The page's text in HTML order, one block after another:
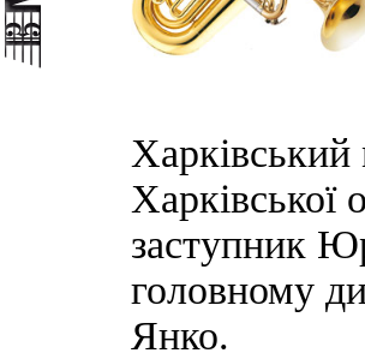
Харківський
Харківської
заступник
головному
Янко.